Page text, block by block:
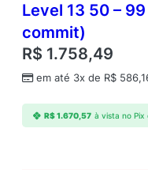
Level 13 50 –
commit)
R$ 1.758,49
em até 3x de R$
R$1.670,57 à vista no Pix